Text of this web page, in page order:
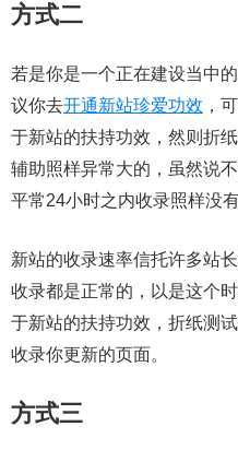
方式二
若是你是一个正在建设当中
议你去开通新站珍爱功效 ，
于新站的扶持功效，然则折
辅助照样异常大的，虽然说
平常24小时之内收录照样没有
新站的收录速率信托许多站
收录都是正常的，以是这个
于新站的扶持功效，折纸测
收录你更新的页面。
方式三